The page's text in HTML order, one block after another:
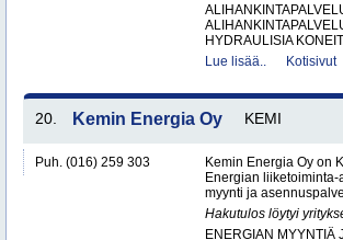
HYDRAULISIA
Lue lisää..
Kotisivut
20. Kemin Energia Oy KEMI
Puh. (016) 259 303
Kemin Energia Oy on
Energian
myynti ja
Hakutulos löytyi
ENERGIAN MYYNTIÄ